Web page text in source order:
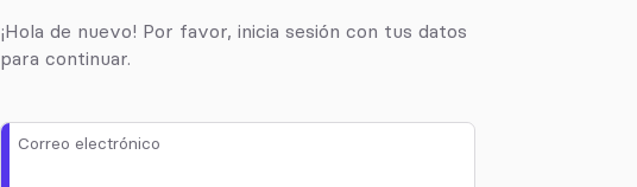
¡Hola de nuevo! Por favor, inicia sesión con tus datos
para continuar.
Correo electrónico